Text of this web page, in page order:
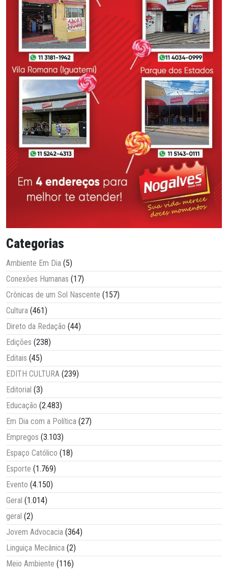
Categorias
Ambiente Em Dia (5)
Conexões Humanas (17)
Crônicas de um Sol Nascente (157)
Cultura (461)
Direto da Redação (44)
Edições (238)
Editais (45)
EDITH CULTURA (239)
Editorial (3)
Educação (2.483)
Em Dia com a Política (27)
Empregos (3.103)
Espaço Católico (18)
Esporte (1.769)
Evento (4.150)
Geral (1.014)
geral (2)
Jovem Advocacia (364)
Linguiça Mecânica (2)
Meio Ambiente (116)